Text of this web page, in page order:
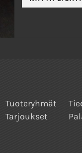
Tuoteryhmät
Tarjoukset